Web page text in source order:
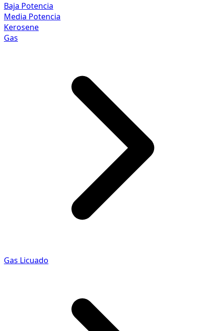
Baja Potencia
Media Potencia
Kerosene
Gas
Gas Licuado